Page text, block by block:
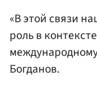
«В этой связи
роль в
Богданов.